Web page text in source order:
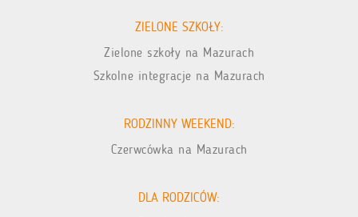
ZIELONE SZKOŁY:
Zielone szkoły na Mazurach
Szkolne integracje na Mazurach
RODZINNY WEEKEND:
Czerwcówka na Mazurach
DLA RODZICÓW: